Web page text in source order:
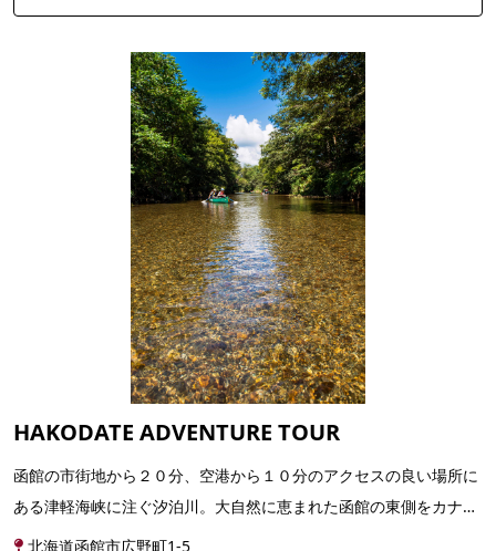
HAKODATE ADVENTURE TOUR
函館の市街地から２０分、空港から１０分のアクセスの良い場所に
ある津軽海峡に注ぐ汐泊川。大自然に恵まれた函館の東側をカナデ
ィアンカヌーで冒険しましょう！流れも穏やかなので小...
北海道函館市広野町1-5